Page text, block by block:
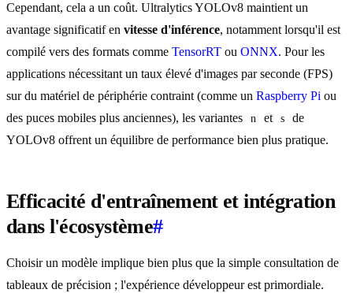
Cependant, cela a un coût. Ultralytics YOLOv8 maintient un
avantage significatif en vitesse d'inférence, notamment lorsqu'il est
compilé vers des formats comme TensorRT ou ONNX. Pour les
applications nécessitant un taux élevé d'images par seconde (FPS)
sur du matériel de périphérie contraint (comme un Raspberry Pi ou
des puces mobiles plus anciennes), les variantes
n et s
de
YOLOv8 offrent un équilibre de performance bien plus pratique.
Efficacité d'entraînement et intégration
dans l'écosystème#
Choisir un modèle implique bien plus que la simple consultation de
tableaux de précision ; l'expérience développeur est primordiale.